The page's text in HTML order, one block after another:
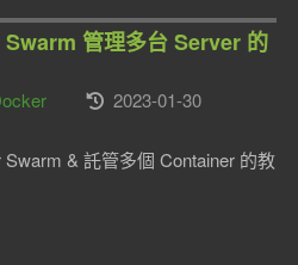
管理多台 Server 的
2023-01-30
& 託管多個 Container 的教